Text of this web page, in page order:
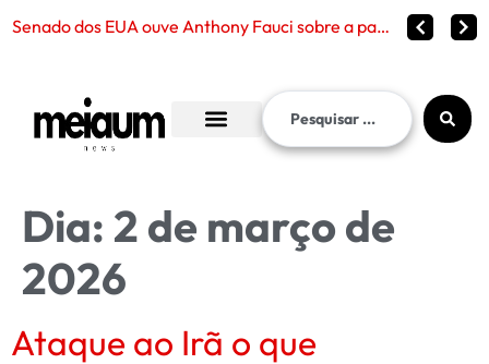
Senado dos EUA ouve Anthony Fauci sobre a pandemia de Covid-19 e reabre debate sobre censura, políticas pú
Dia: 2 de março de
2026
Ataque ao Irã o que